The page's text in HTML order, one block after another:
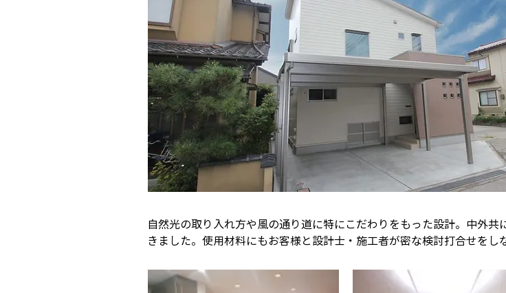
自然光の取り入れ方や風の通り道に特にこだわりをもった設計。中外
きました。使用材料にもお客様と設計士・施工者が密な検討打合せをし